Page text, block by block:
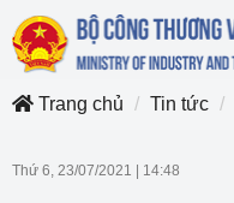
Trang chủ
Tin tức
Thứ 6, 23/07/2021 14:48